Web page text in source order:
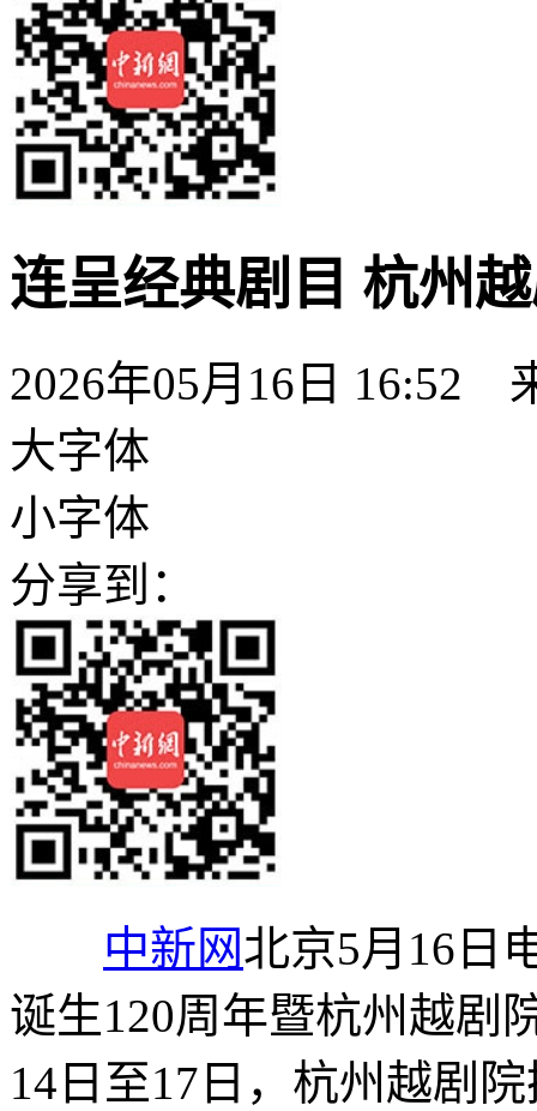
连呈经典剧目 杭州
2026年05月16日 16:52
大字体
小字体
分享到：
中新网北京5月16日
诞生120周年暨杭州越剧
14日至17日，杭州越剧